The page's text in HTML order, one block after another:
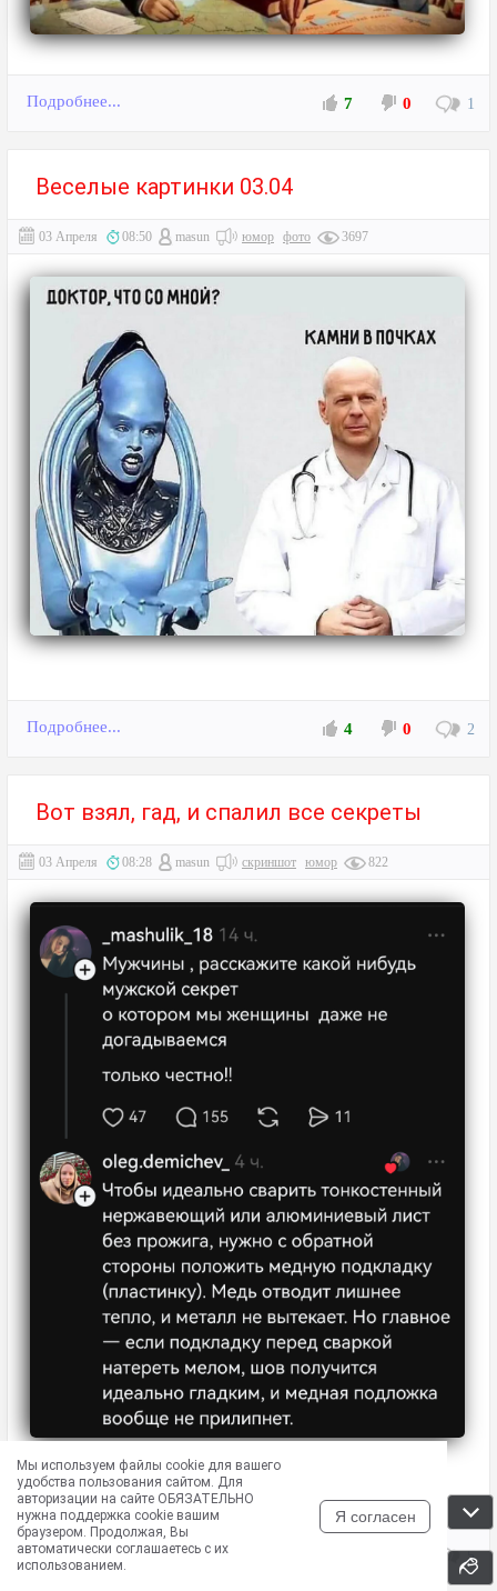
Подробнее... 7 0 1
Веселые картинки 03.04
03 Апреля 08:50 masun юмор фото 3697
Подробнее... 4 0 2
Вот взял, гад, и спалил все секреты
03 Апреля 08:28 masun скриншот юмор 822
5
Мы используем файлы cookie для вашего
удобства пользования сайтом. Для
авторизации на сайте ОБЯЗАТЕЛЬНО
нужна поддержка cookie вашим
браузером. Продолжая, Вы
автоматически соглашаетесь с их
использованием.
Я согласен